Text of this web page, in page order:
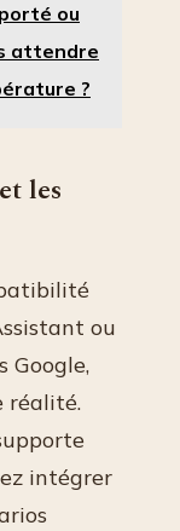
ou
attendre
?
les
ou
Google,
réalité.
intégrer